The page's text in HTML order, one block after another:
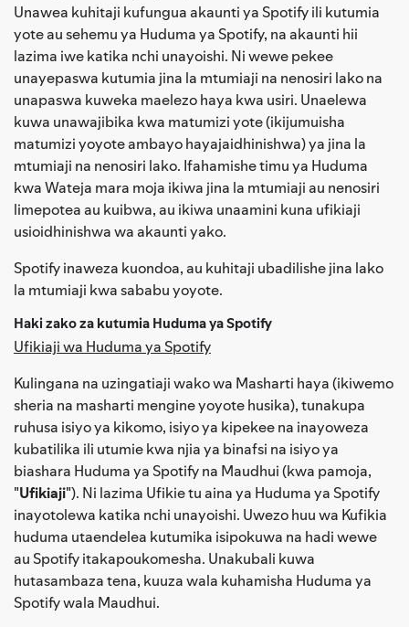
Unawea kuhitaji kufungua akaunti ya Spotify ili kutumia
yote au sehemu ya Huduma ya Spotify, na akaunti hii
lazima iwe katika nchi unayoishi. Ni wewe pekee
unayepaswa kutumia jina la mtumiaji na nenosiri lako na
unapaswa kuweka maelezo haya kwa usiri. Unaelewa
kuwa unawajibika kwa matumizi yote (ikijumuisha
matumizi yoyote ambayo hayajaidhinishwa) ya jina la
mtumiaji na nenosiri lako. Ifahamishe timu ya Huduma
kwa Wateja mara moja ikiwa jina la mtumiaji au nenosiri
limepotea au kuibwa, au ikiwa unaamini kuna ufikiaji
usioidhinishwa wa akaunti yako.
Spotify inaweza kuondoa, au kuhitaji ubadilishe jina lako
la mtumiaji kwa sababu yoyote.
Haki zako za kutumia Huduma ya Spotify
Ufikiaji wa Huduma ya Spotify
Kulingana na uzingatiaji wako wa Masharti haya (ikiwemo
sheria na masharti mengine yoyote husika), tunakupa
ruhusa isiyo ya kikomo, isiyo ya kipekee na inayoweza
kubatilika ili utumie kwa njia ya binafsi na isiyo ya
biashara Huduma ya Spotify na Maudhui (kwa pamoja,
"Ufikiaji"). Ni lazima Ufikie tu aina ya Huduma ya Spotify
inayotolewa katika nchi unayoishi. Uwezo huu wa Kufikia
huduma utaendelea kutumika isipokuwa na hadi wewe
au Spotify itakapoukomesha. Unakubali kuwa
hutasambaza tena, kuuza wala kuhamisha Huduma ya
Spotify wala Maudhui.